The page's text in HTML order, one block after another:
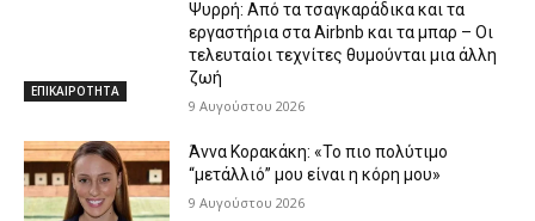
ΕΠΙΚΑΙΡΟΤΗΤΑ
Ψυρρή: Από τα τσαγκαράδικα και τα
εργαστήρια στα Airbnb και τα μπαρ – Οι
τελευταίοι τεχνίτες θυμούνται μια άλλη
ζωή
9 Αυγούστου 2026
Άννα Κορακάκη: «Το πιο πολύτιμο
“μετάλλιό” μου είναι η κόρη μου»
9 Αυγούστου 2026